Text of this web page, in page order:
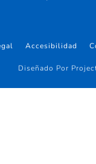
Accesibilidad
Diseñado Por